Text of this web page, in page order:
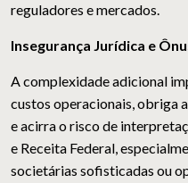
reguladores e mercados.
Insegurança Jurídica e
A complexidade adicional
custos operacionais, obriga
e acirra o risco de
e Receita Federal,
societárias sofisticadas ou